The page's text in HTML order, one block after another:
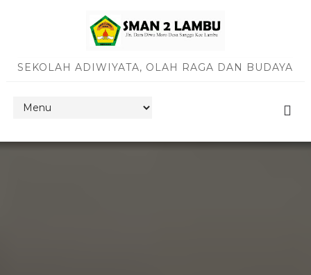
SEKOLAH ADIWIYATA, OLAH RAGA DAN BUDAYA